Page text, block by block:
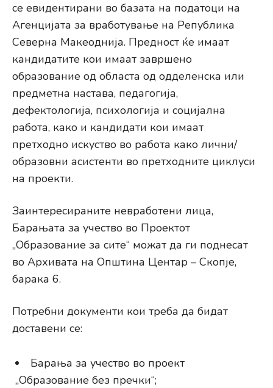
се евидентирани во базата на податоци на
Агенцијата за вработување на Република
Северна Макеоднија. Предност ќе имаат
кандидатите кои имаат завршено
образование од областа од одделенска или
предметна настава, педагогија,
дефектологија, психологија и социјална
работа, како и кандидати кои имаат
претходно искуство во работа како лични/
образовни асистенти во претходните циклуси
на проекти.
Заинтересираните невработени лица,
Барањата за учество во Проектот
„Образование за сите“ можат да ги поднесат
во Архивата на Општина Центар – Скопје,
барака 6.
Потребни документи кои треба да бидат
доставени се:
Барања за учество во проект
„Образование без пречки“;